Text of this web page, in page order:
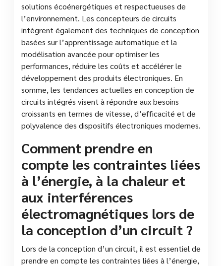
solutions écoénergétiques et respectueuses de
l’environnement. Les concepteurs de circuits
intègrent également des techniques de conception
basées sur l’apprentissage automatique et la
modélisation avancée pour optimiser les
performances, réduire les coûts et accélérer le
développement des produits électroniques. En
somme, les tendances actuelles en conception de
circuits intégrés visent à répondre aux besoins
croissants en termes de vitesse, d’efficacité et de
polyvalence des dispositifs électroniques modernes.
Comment prendre en
compte les contraintes liées
à l’énergie, à la chaleur et
aux interférences
électromagnétiques lors de
la conception d’un circuit ?
Lors de la conception d’un circuit, il est essentiel de
prendre en compte les contraintes liées à l’énergie,